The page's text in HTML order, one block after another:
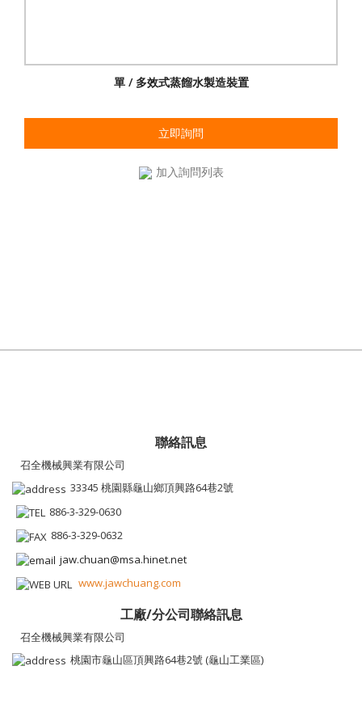
單 / 多效式蒸餾水製造裝置
立即詢問
加入詢問列表
聯絡訊息
召全機械興業有限公司
33345 桃園縣龜山鄉頂興路64巷2號
886-3-329-0630
886-3-329-0632
jaw.chuan@msa.hinet.net
www.jawchuang.com
工廠/分公司聯絡訊息
召全機械興業有限公司
桃園市龜山區頂興路64巷2號 (龜山工業區)